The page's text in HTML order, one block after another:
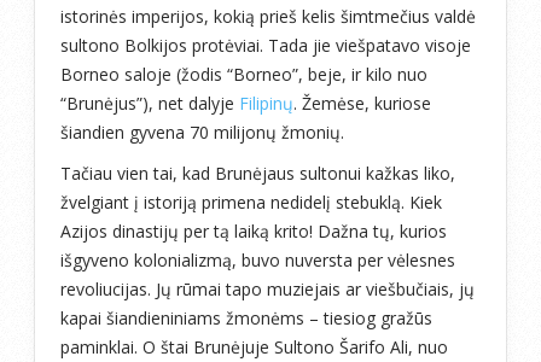
istorinės imperijos, kokią prieš kelis šimtmečius valdė
sultono Bolkijos protėviai. Tada jie viešpatavo visoje
Borneo saloje (žodis “Borneo”, beje, ir kilo nuo
“Brunėjus”), net dalyje Filipinų. Žemėse, kuriose
šiandien gyvena 70 milijonų žmonių.
Tačiau vien tai, kad Brunėjaus sultonui kažkas liko,
žvelgiant į istoriją primena nedidelį stebuklą. Kiek
Azijos dinastijų per tą laiką krito! Dažna tų, kurios
išgyveno kolonializmą, buvo nuversta per vėlesnes
revoliucijas. Jų rūmai tapo muziejais ar viešbučiais, jų
kapai šiandieniniams žmonėms – tiesiog gražūs
paminklai. O štai Brunėjuje Sultono Šarifo Ali, nuo